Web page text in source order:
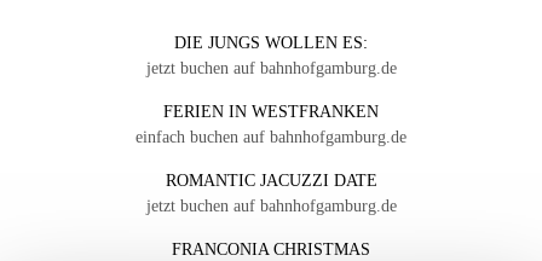
DIE JUNGS WOLLEN ES:
jetzt buchen auf bahnhofgamburg.de
FERIEN IN WESTFRANKEN
einfach buchen auf bahnhofgamburg.de
ROMANTIC JACUZZI DATE
jetzt buchen auf bahnhofgamburg.de
FRANCONIA CHRISTMAS